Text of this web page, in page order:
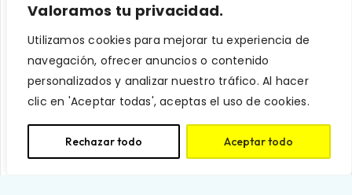
Valoramos tu privacidad.
Utilizamos cookies para mejorar tu experiencia de
navegación, ofrecer anuncios o contenido
personalizados y analizar nuestro tráfico. Al hacer
clic en 'Aceptar todas', aceptas el uso de cookies.
Rechazar todo Aceptar todo